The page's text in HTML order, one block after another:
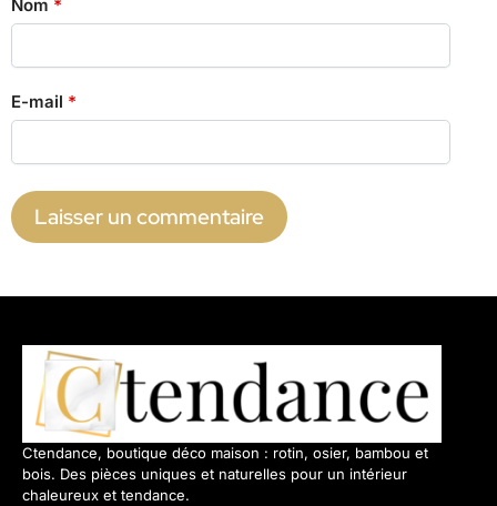
Nom *
E-mail *
Ctendance, boutique déco maison : rotin, osier, bambou et
bois. Des pièces uniques et naturelles pour un intérieur
chaleureux et tendance.